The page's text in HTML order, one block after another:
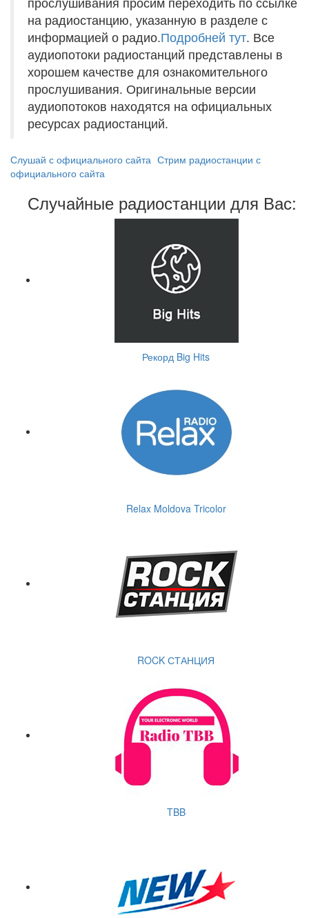
на радиостанцию, указанную в разделе с
информацией о радио.Подробней тут. Все
аудиопотоки радиостанций представлены в
хорошем качестве для ознакомительного
прослушивания. Оригинальные версии
аудиопотоков находятся на официальных
ресурсах радиостанций.
Слушай с официального сайта Стрим радиостанции с
официального сайта
Случайные радиостанции для Вас:
Рекорд Big Hits
Relax Moldova Tricolor
ROCK СТАНЦИЯ
TBB